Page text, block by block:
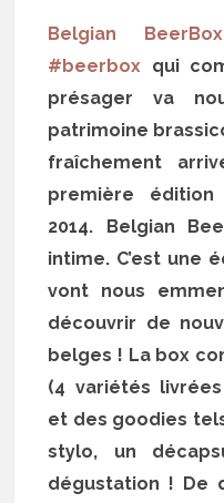
Belgian BeerBox
#beerbox qui
présager va
patrimoine
fraîchement
première
2014. Belgian
intime. C’est une
vont nous
découvrir de
belges ! La box
(4 variétés
et des goodies
stylo, un
dégustation ! De